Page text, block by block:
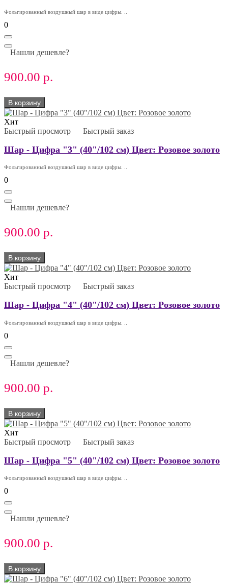
Фольгированный воздушный шар в виде цифры. ..
0
Нашли дешевле?
900.00 р.
В корзину
Хит
Быстрый просмотр
Быстрый заказ
Шар - Цифра "3" (40"/102 см) Цвет: Розовое золото
Фольгированный воздушный шар в виде цифры. ..
0
Нашли дешевле?
900.00 р.
В корзину
Хит
Быстрый просмотр
Быстрый заказ
Шар - Цифра "4" (40"/102 см) Цвет: Розовое золото
Фольгированный воздушный шар в виде цифры. ..
0
Нашли дешевле?
900.00 р.
В корзину
Хит
Быстрый просмотр
Быстрый заказ
Шар - Цифра "5" (40"/102 см) Цвет: Розовое золото
Фольгированный воздушный шар в виде цифры. ..
0
Нашли дешевле?
900.00 р.
В корзину